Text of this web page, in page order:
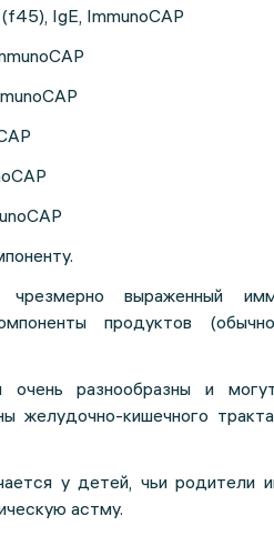
IgE, ImmunoCAP
выраженный
продуктов
очень разнообразны и
желудочно-кишечного
у детей, чьи родители
астму.